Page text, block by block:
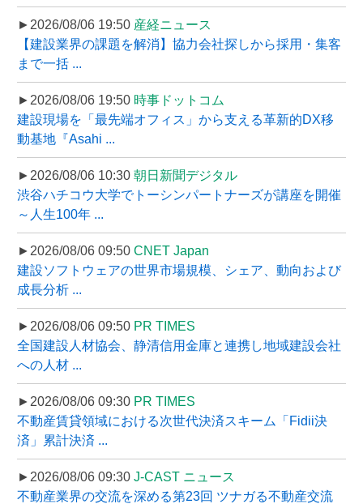
►2026/08/06 19:50 産経ニュース
【建設業界の課題を解消】協力会社探しから採用・集客
まで一括 ...
►2026/08/06 19:50 時事ドットコム
建設現場を「最先端オフィス」から支える革新的DX移
動基地『Asahi ...
►2026/08/06 10:30 朝日新聞デジタル
渋谷ハチコウ大学でトーシンパートナーズが講座を開催
～人生100年 ...
►2026/08/06 09:50 CNET Japan
建設ソフトウェアの世界市場規模、シェア、動向および
成長分析 ...
►2026/08/06 09:50 PR TIMES
全国建設人材協会、静清信用金庫と連携し地域建設会社
への人材 ...
►2026/08/06 09:30 PR TIMES
不動産賃貸領域における次世代決済スキーム「Fidii決
済」累計決済 ...
►2026/08/06 09:30 J-CAST ニュース
不動産業界の交流を深める第23回 ツナガる不動産交流